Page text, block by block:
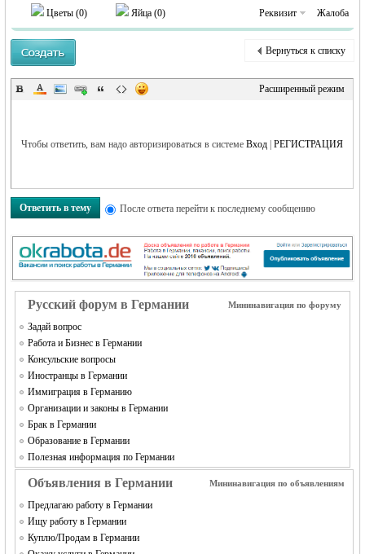
Германии -
MEINLAND.
Цветы (0) Яйца (0) Реквизит Жалоба
Вернуться к списку
Расширенный режим
Чтобы ответить, вам надо авторизироваться в системеВход |РЕГИСТРАЦИЯ
Ответить в тему После ответа перейти к последнему сообщению
Русский форум в Германии Мининавигация по форуму
Задай вопрос
Работа и Бизнес в Германии
Консульские вопросы
Иностранцы в Германии
Иммиграция в Германию
Организации и законы в Германии
Брак в Германии
Образование в Германии
Полезная информация по Германии
Объявления в Германии Мининавигация по объявлениям
Предлагаю работу в Германии
Ищу работу в Германии
Куплю/Продам в Германии